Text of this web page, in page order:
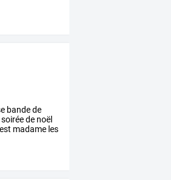
bandede
soiréede noël
madame les